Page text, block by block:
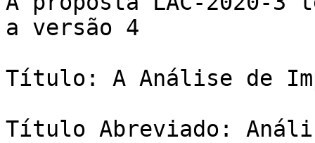
a versão 4
Título: A Análise de
Título Abreviado: